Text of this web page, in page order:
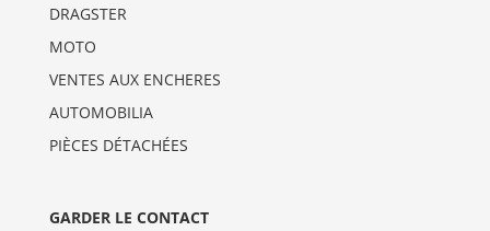
DRAGSTER
MOTO
VENTES AUX ENCHERES
AUTOMOBILIA
PIÈCES DÉTACHÉES
GARDER LE CONTACT